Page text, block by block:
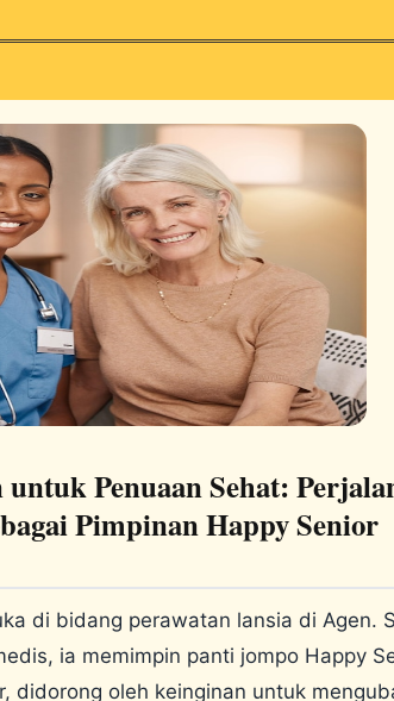
Penuaan Sehat:
Pimpinan Happy Senior
di bidang perawatan lansia di Agen.
ia memimpin panti jompo Happy
didorong oleh keinginan untuk